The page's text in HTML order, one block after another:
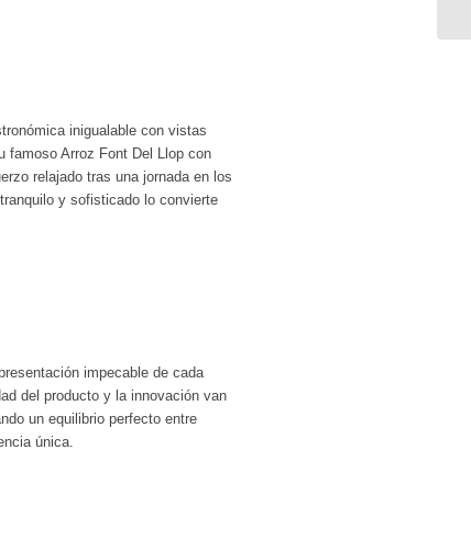
inigualable con vistas
famoso Arroz Font Del Llop con
relajado tras una jornada en los
y sofisticado lo convierte
impecable de cada
del producto y la innovación van
un equilibrio perfecto entre
única.